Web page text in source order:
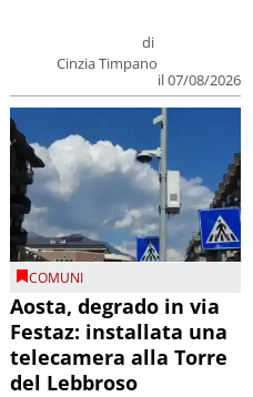
di
Cinzia Timpano
il 07/08/2026
COMUNI
Aosta, degrado in via
Festaz: installata una
telecamera alla Torre
del Lebbroso